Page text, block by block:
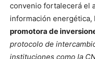
convenio fortalecerá el
información energética,
promotora de
protocolo de
instituciones como la